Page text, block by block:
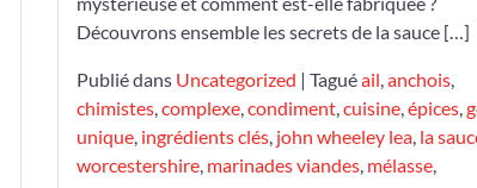
Découvrons ensemble les secrets de la sauce […]
Publié dans Uncategorized | Taguéail,anchois,
chimistes,complexe,condiment,cuisine,épices,
unique, ingrédients clés, john wheeley lea, la
worcestershire, marinades viandes, mélasse,